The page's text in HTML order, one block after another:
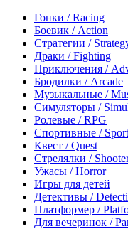
Гонки / Racing
Боевик / Action
Стратегии /
Драки / Fighting
Приключения /
Бродилки / Arcade
Музыкальные /
Симуляторы /
Ролевые / RPG
Спортивные / Sport
Квест / Quest
Стрелялки /
Ужасы / Horror
Игры для детей
Детективы /
Платформер /
Для вечеринок /